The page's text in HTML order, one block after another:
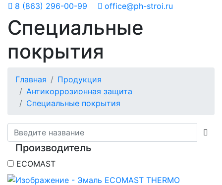
8 (863) 296-00-99 office@ph-stroi.ru
Специальные
покрытия
Главная
Продукция
Антикоррозионная защита
Специальные покрытия
Производитель
ECOMAST